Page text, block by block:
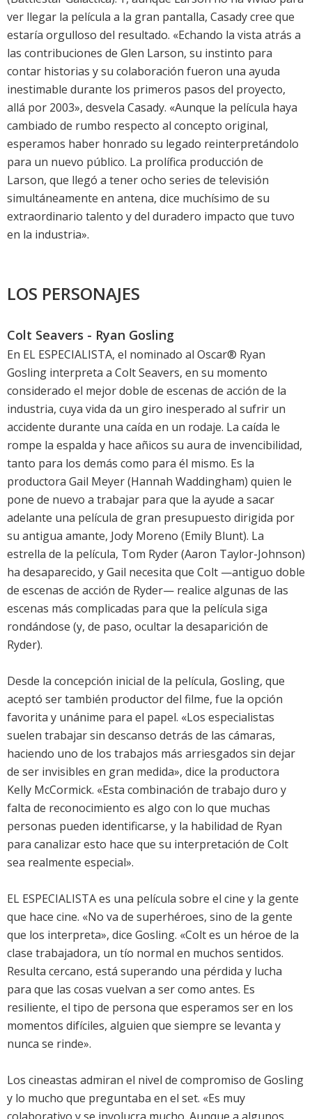
ver llegar la película a la gran pantalla, Casady cree que
estaría orgulloso del resultado. «Echando la vista atrás a
las contribuciones de Glen Larson, su instinto para
contar historias y su colaboración fueron una ayuda
inestimable durante los primeros pasos del proyecto,
allá por 2003», desvela Casady. «Aunque la película haya
cambiado de rumbo respecto al concepto original,
esperamos haber honrado su legado reinterpretándolo
para un nuevo público. La prolífica producción de
Larson, que llegó a tener ocho series de televisión
simultáneamente en antena, dice muchísimo de su
extraordinario talento y del duradero impacto que tuvo
en la industria».
LOS PERSONAJES
Colt Seavers - Ryan Gosling
En EL ESPECIALISTA, el nominado al Oscar® Ryan
Gosling interpreta a Colt Seavers, en su momento
considerado el mejor doble de escenas de acción de la
industria, cuya vida da un giro inesperado al sufrir un
accidente durante una caída en un rodaje. La caída le
rompe la espalda y hace añicos su aura de invencibilidad,
tanto para los demás como para él mismo. Es la
productora Gail Meyer (Hannah Waddingham) quien le
pone de nuevo a trabajar para que la ayude a sacar
adelante una película de gran presupuesto dirigida por
su antigua amante, Jody Moreno (Emily Blunt). La
estrella de la película, Tom Ryder (Aaron Taylor-Johnson)
ha desaparecido, y Gail necesita que Colt —antiguo doble
de escenas de acción de Ryder— realice algunas de las
escenas más complicadas para que la película siga
rondándose (y, de paso, ocultar la desaparición de
Ryder).
Desde la concepción inicial de la película, Gosling, que
aceptó ser también productor del filme, fue la opción
favorita y unánime para el papel. «Los especialistas
suelen trabajar sin descanso detrás de las cámaras,
haciendo uno de los trabajos más arriesgados sin dejar
de ser invisibles en gran medida», dice la productora
Kelly McCormick. «Esta combinación de trabajo duro y
falta de reconocimiento es algo con lo que muchas
personas pueden identificarse, y la habilidad de Ryan
para canalizar esto hace que su interpretación de Colt
sea realmente especial».
EL ESPECIALISTA es una película sobre el cine y la gente
que hace cine. «No va de superhéroes, sino de la gente
que los interpreta», dice Gosling. «Colt es un héroe de la
clase trabajadora, un tío normal en muchos sentidos.
Resulta cercano, está superando una pérdida y lucha
para que las cosas vuelvan a ser como antes. Es
resiliente, el tipo de persona que esperamos ser en los
momentos difíciles, alguien que siempre se levanta y
nunca se rinde».
Los cineastas admiran el nivel de compromiso de Gosling
y lo mucho que preguntaba en el set. «Es muy